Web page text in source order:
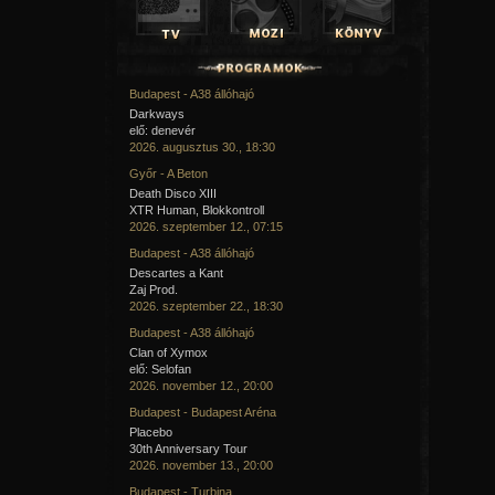
Itt már eléggé felerősödött a pogózók száma, így
kellett minden előttem és mellettem zajló eseményre,
harmadik sorból néztem az eseményeket.
szerzeményeiből, és mondanom sem kell igen jó
végig a nagyérdemű ezt a mini koncertet.
Budapest - A38 állóhajó
Darkways
elő: denevér
2026. augusztus 30., 18:30
Győr - A Beton
Death Disco XIII
XTR Human, Blokkontroll
2026. szeptember 12., 07:15
Budapest - A38 állóhajó
Descartes a Kant
Zaj Prod.
2026. szeptember 22., 18:30
Budapest - A38 állóhajó
Clan of Xymox
elő: Selofan
2026. november 12., 20:00
Budapest - Budapest Aréna
Placebo
30th Anniversary Tour
2026. november 13., 20:00
Budapest - Turbina